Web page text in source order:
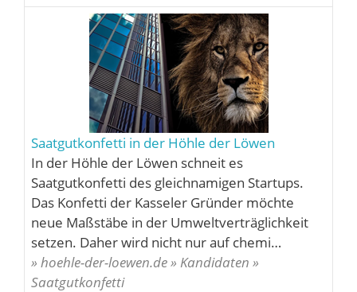
Saatgutkonfetti in der Höhle der Löwen
In der Höhle der Löwen schneit es
Saatgutkonfetti des gleichnamigen Startups.
Das Konfetti der Kasseler Gründer möchte
neue Maßstäbe in der Umweltverträglichkeit
setzen. Daher wird nicht nur auf chemi…
» hoehle-der-loewen.de » Kandidaten »
Saatgutkonfetti